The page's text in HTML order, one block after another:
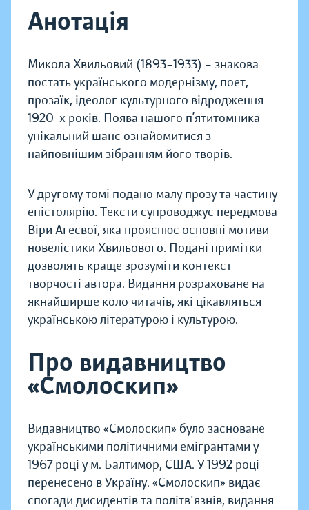
Анотація
Микола Хвильовий (1893–1933) – знакова
постать українського модернізму, поет,
прозаїк, ідеолог культурного відродження
1920-х років. Поява нашого п’ятитомника —
унікальний шанс ознайомитися з
найповнішим зібранням його творів.
У другому томі подано малу прозу та частину
епістолярію. Тексти супроводжує передмова
Віри Агеєвої, яка прояснює основні мотиви
новелістики Хвильового. Подані примітки
дозволять краще зрозуміти контекст
творчості автора. Видання розраховане на
якнайширше коло читачів, які цікавляться
українською літературою і культурою.
Про видавництво
«Смолоскип»
Видавництво «Смолоскип» було засноване
українськими політичними емігрантами у
1967 році у м. Балтимор, США. У 1992 році
перенесено в Україну. «Смолоскип» видає
спогади дисидентів та політв'язнів, видання